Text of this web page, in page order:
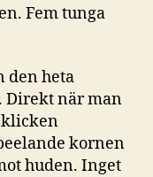
Fem tunga
den heta
Direkt när man
kornen
huden. Inget